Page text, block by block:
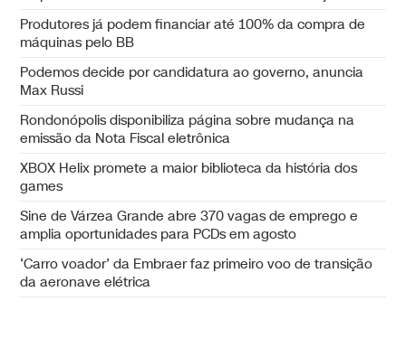
Produtores já podem financiar até 100% da compra de
máquinas pelo BB
Podemos decide por candidatura ao governo, anuncia
Max Russi
Rondonópolis disponibiliza página sobre mudança na
emissão da Nota Fiscal eletrônica
XBOX Helix promete a maior biblioteca da história dos
games
Sine de Várzea Grande abre 370 vagas de emprego e
amplia oportunidades para PCDs em agosto
‘Carro voador’ da Embraer faz primeiro voo de transição
da aeronave elétrica